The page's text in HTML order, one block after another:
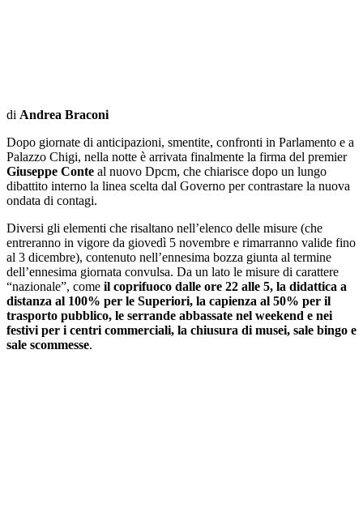
di Andrea Braconi
Dopo giornate di anticipazioni, smentite, confronti in Parlamento e a
Palazzo Chigi, nella notte è arrivata finalmente la firma del premier
Giuseppe Conte al nuovo Dpcm, che chiarisce dopo un lungo
dibattito interno la linea scelta dal Governo per contrastare la nuova
ondata di contagi.
Diversi gli elementi che risaltano nell’elenco delle misure (che
entreranno in vigore da giovedì 5 novembre e rimarranno valide fino
al 3 dicembre), contenuto nell’ennesima bozza giunta al termine
dell’ennesima giornata convulsa. Da un lato le misure di carattere
“nazionale”, come il coprifuoco dalle ore 22 alle 5, la didattica a
distanza al 100% per le Superiori, la capienza al 50% per il
trasporto pubblico, le serrande abbassate nel weekend e nei
festivi per i centri commerciali, la chiusura di musei, sale bingo e
sale scommesse.